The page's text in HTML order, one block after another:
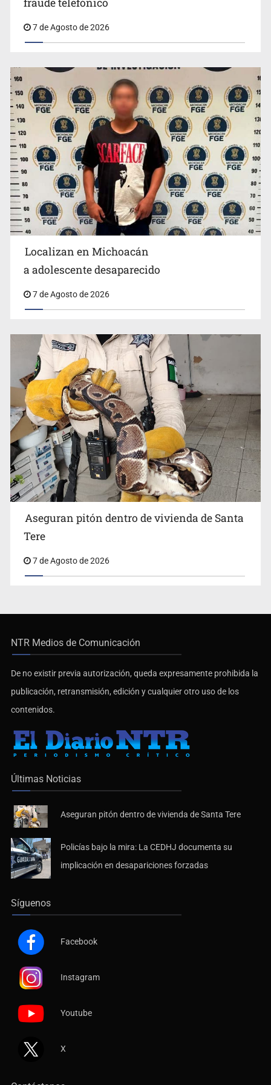
Resalta Fujimori restablecimiento de relaciones con
México
fraude telefónico
7 de Agosto de 2026
Localizan en Michoacán
a adolescente desaparecido
7 de Agosto de 2026
Aseguran pitón dentro de vivienda de Santa
Tere
7 de Agosto de 2026
NTR Medios de Comunicación
De no existir previa autorización, queda expresamente prohibida la
publicación, retransmisión, edición y cualquier otro uso de los
contenidos.
Últimas Noticias
Aseguran pitón dentro de vivienda de Santa Tere
Policías bajo la mira: La CEDHJ documenta su
implicación en desapariciones forzadas
Síguenos
Facebook
Instagram
Youtube
X